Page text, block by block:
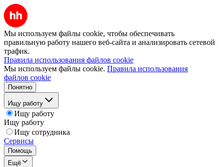
Мы используем файлы cookie, чтобы обеспечивать
правильную работу нашего веб-сайта и анализировать сетевой
трафик.
Правила использования файлов cookie
Мы используем файлы cookie. Правила использования
файлов cookie
Понятно
Ищу работу
Ищу работу
Ищу работу
Ищу сотрудника
Сервисы
Помощь
Ещё